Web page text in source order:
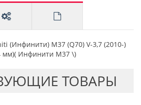
(Инфинити) M37 (Q70) V-3,7 (2010-)
мм)( Инфинити М37 \)
ТОВАРЫ